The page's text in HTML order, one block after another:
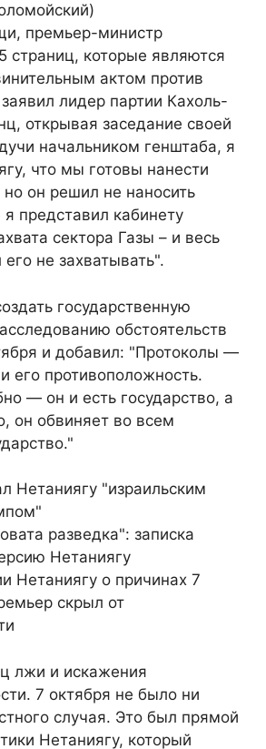
премьер-министр
страниц, которые являются
актом против
лидер партии Кахоль-
открывая заседание своей
начальником генштаба, я
что мы готовы нанести
он решил не наносить
представил кабинету
сектора Газы – и весь
не захватывать".
государственную
обстоятельств
и добавил: "Протоколы —
его противоположность.
— он и есть государство, а
он обвиняет во всем
Нетаниягу "израильским
разведка": записка
Нетаниягу
Нетаниягу о причинах 7
скрыл от
лжи и искажения
7 октября не было ни
случая. Это был прямой
Нетаниягу, который